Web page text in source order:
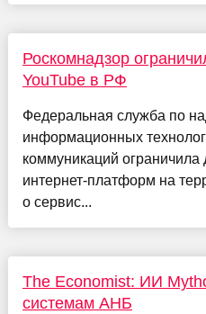
Роскомнадзор
YouTube в РФ
Федеральная служба по
информационных
коммуникаций ограничила
интернет-платформ на
о сервис...
The Economist: ИИ
системам АНБ